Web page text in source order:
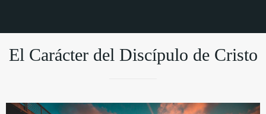
El Carácter del Discípulo de Cristo